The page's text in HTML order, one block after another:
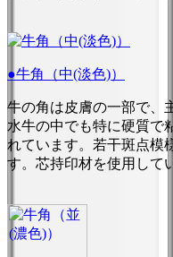
●牛角（中(淡色)）
牛の角は皮膚の一部で、
水牛の中でも特に硬質で
れています。若干斑点模
す。芯持印材を使用して